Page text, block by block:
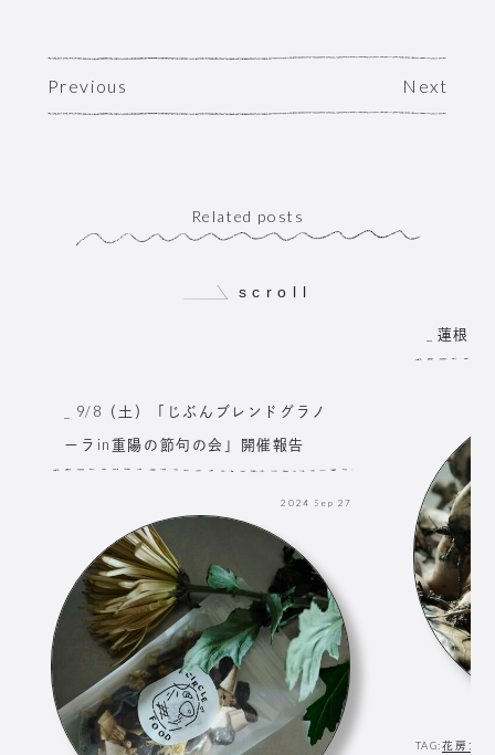
Previous Next
Related posts
scroll
_ 9/8（土）「じぶんブレンドグラノ
ーラin重陽の節句の会」開催報告
2024 Sep 27
_ 蓮根の
TAG:花房フ